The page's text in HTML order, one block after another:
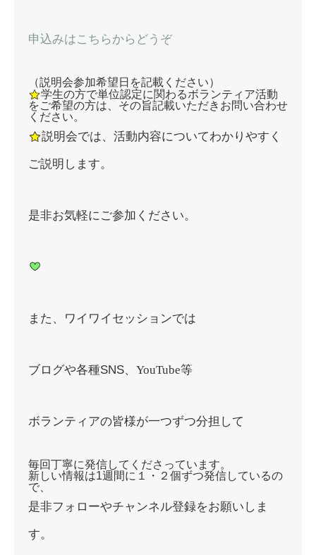
申込みはこちらからどうぞ
（説明会参加希望日を記載ください）
学生の方で単位認定に関わるボランティア活動
をご希望の方は、その旨記載いただきお問い合わせ
ください。
説明会では、活動内容についてわかりやすく
ご説明します。
是非お気軽にご参加ください。
また、ワイワイセッションでは
ブログや各種SNS、 YouTube等
ボランティアの皆様が一つずつ分担して
毎回丁寧に発信してくださっています。
新しい情報は1週間に１・２個ずつ発信しているの
で、
是非フォローやチャンネル登録をお願いしま
す。